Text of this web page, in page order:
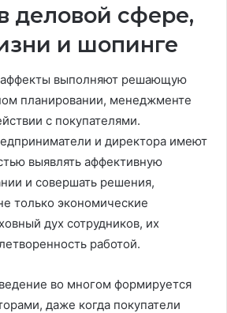
деловой сфере,
и шопинге
аффекты выполняют решающую
планировании, менеджменте
с покупателями.
и директора имеют
выявлять аффективную
и совершать решения,
только экономические
дух сотрудников, их
работой.
во многом формируется
даже когда покупатели